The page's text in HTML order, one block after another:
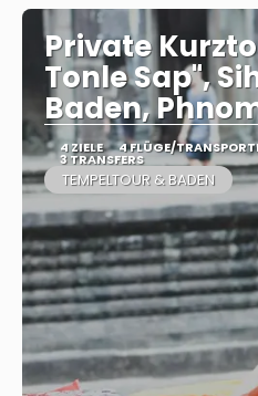
Private
Tonle Sap",
Baden,
4 ZIELE 4 FLÜGE/
3 TRANSFERS
TEMPELTOUR & BADEN